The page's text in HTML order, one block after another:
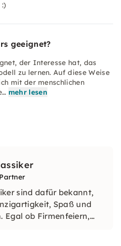
geeignet?
der Interesse hat, das
zu lernen. Auf diese Weise
mit der menschlichen
mehr lesen
sind dafür bekannt,
Spaß und
Egal ob Firmenfeiern,